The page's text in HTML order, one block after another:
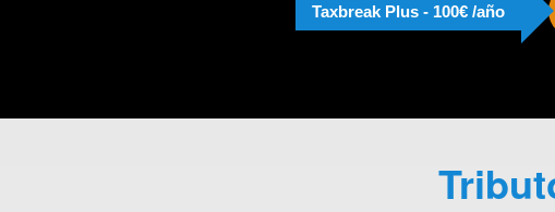
Taxbreak Plus - 100€ /año